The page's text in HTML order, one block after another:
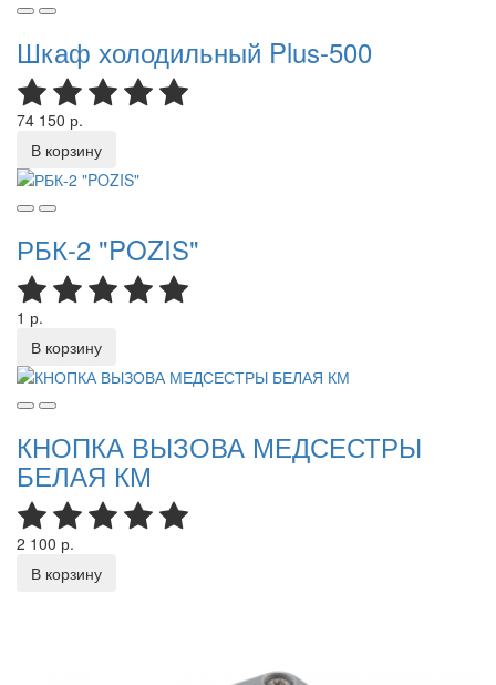
Шкаф холодильный Plus-500
74 150 р.
В корзину
РБК-2 "POZIS"
1 р.
В корзину
КНОПКА ВЫЗОВА МЕДСЕСТРЫ
БЕЛАЯ КМ
2 100 р.
В корзину